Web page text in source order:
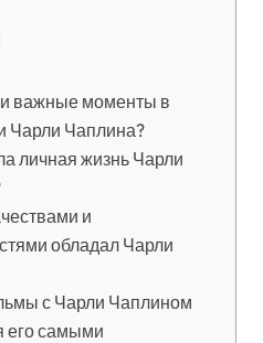
важные моменты в
Чарли Чаплина?
личная жизнь Чарли
и
обладал Чарли
с Чарли Чаплином
его самыми